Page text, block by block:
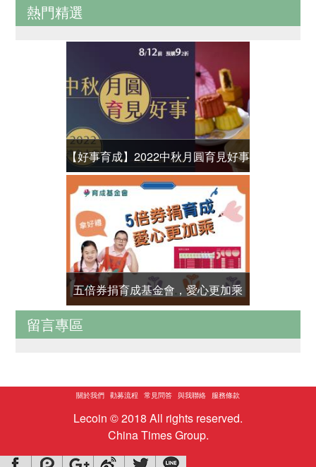
熱門精選
【好事育成】2022中秋月圓育見好事
8/12預購優惠中
五倍券捐育成基金會，愛心更加乘
留言專區
關於我們 勸募流程 常見問答 與我聯絡 服務條款
Lecoin © 2018 All rights reserved.
China Times Group.